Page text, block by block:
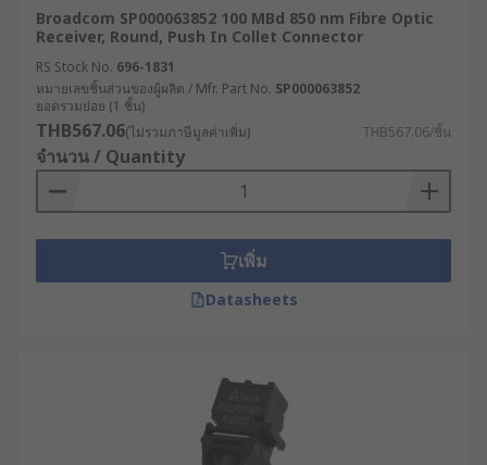
Broadcom SP000063852 100 MBd 850 nm Fibre Optic
Receiver, Round, Push In Collet Connector
RS Stock No. 696-1831
หมายเลขชิ้นส่วนของผู้ผลิต / Mfr. Part No. SP000063852
ยอดรวมย่อย (1 ชิ้น)
THB567.06(ไม่รวมภาษีมูลค่าเพิ่ม) THB567.06/ชิ้น
จำนวน / Quantity
เพิ่ม
Datasheets